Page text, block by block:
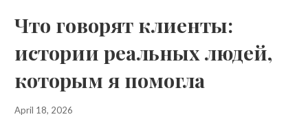
Что говорят клиенты:
истории реальных людей,
которым я помогла
April 18, 2026